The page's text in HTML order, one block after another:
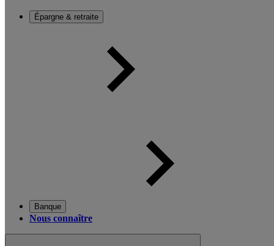
Épargne & retraite
Banque
Nous connaître